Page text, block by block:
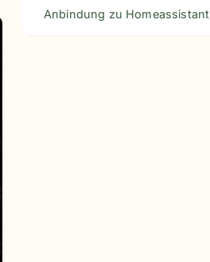
Anbindung zu Homeassistant